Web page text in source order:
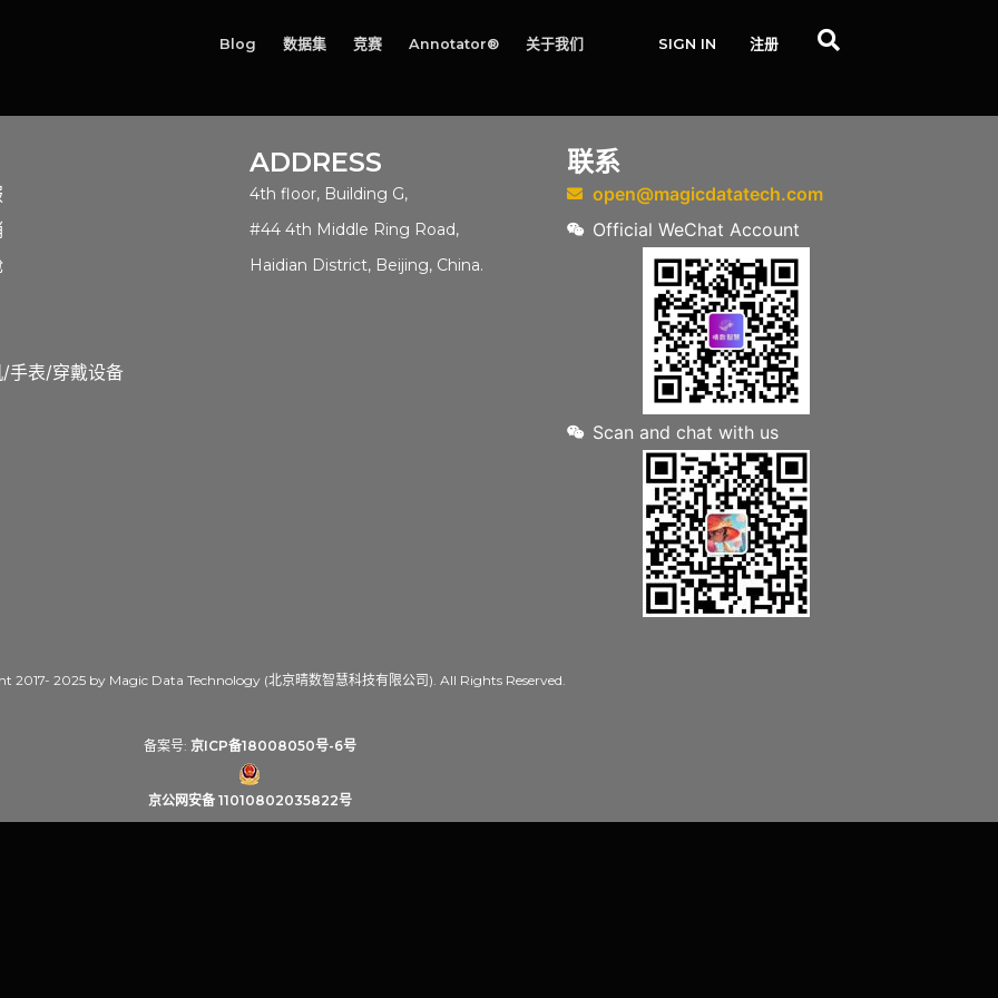
Blog 数据集 竞赛 Annotator® 关于我们 SIGN IN 注册
手表/穿戴设备
ADDRESS
4th floor, Building G,
#44 4th Middle Ring Road,
Haidian District, Beijing, China.
联系
open@magicdatatech.com
Official WeChat Account
Scan and chat with us
2017- 2025 by Magic Data Technology (北京晴数智慧科技有限公司). All Rights Reserved.
备案号: 京ICP备18008050号-6号
京公网安备 11010802035822号